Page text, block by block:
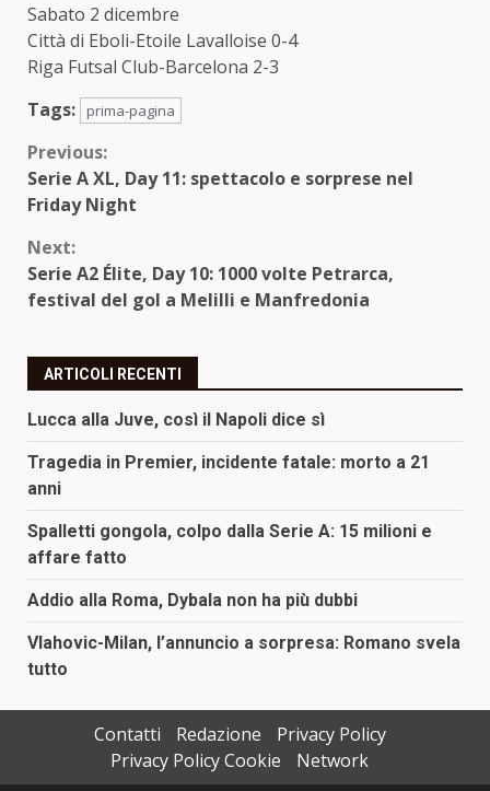
Sabato 2 dicembre
Città di Eboli-Etoile Lavalloise 0-4
Riga Futsal Club-Barcelona 2-3
Tags:
prima-pagina
Continue
Reading
Previous:
Serie A XL, Day 11: spettacolo e sorprese nel
Friday Night
Next:
Serie A2 Élite, Day 10: 1000 volte Petrarca,
festival del gol a Melilli e Manfredonia
ARTICOLI RECENTI
Lucca alla Juve, così il Napoli dice sì
Tragedia in Premier, incidente fatale: morto a 21
anni
Spalletti gongola, colpo dalla Serie A: 15 milioni e
affare fatto
Addio alla Roma, Dybala non ha più dubbi
Vlahovic-Milan, l’annuncio a sorpresa: Romano svela
tutto
Contatti Redazione
Privacy Policy
Privacy Policy Cookie
Network